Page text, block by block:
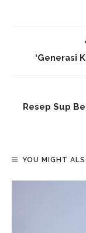
‘Generasi
Resep Sup
YOU MIGHT